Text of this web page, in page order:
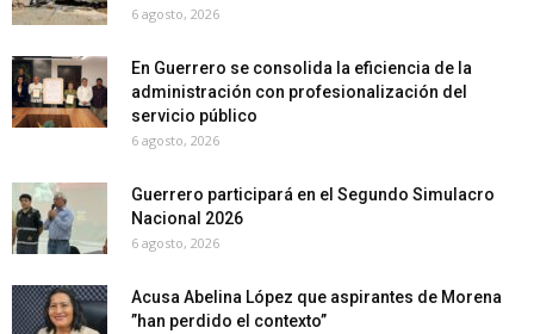
6 agosto, 2026
En Guerrero se consolida la eficiencia de la
administración con profesionalización del
servicio público
6 agosto, 2026
Guerrero participará en el Segundo Simulacro
Nacional 2026
6 agosto, 2026
Acusa Abelina López que aspirantes de Morena
”han perdido el contexto”